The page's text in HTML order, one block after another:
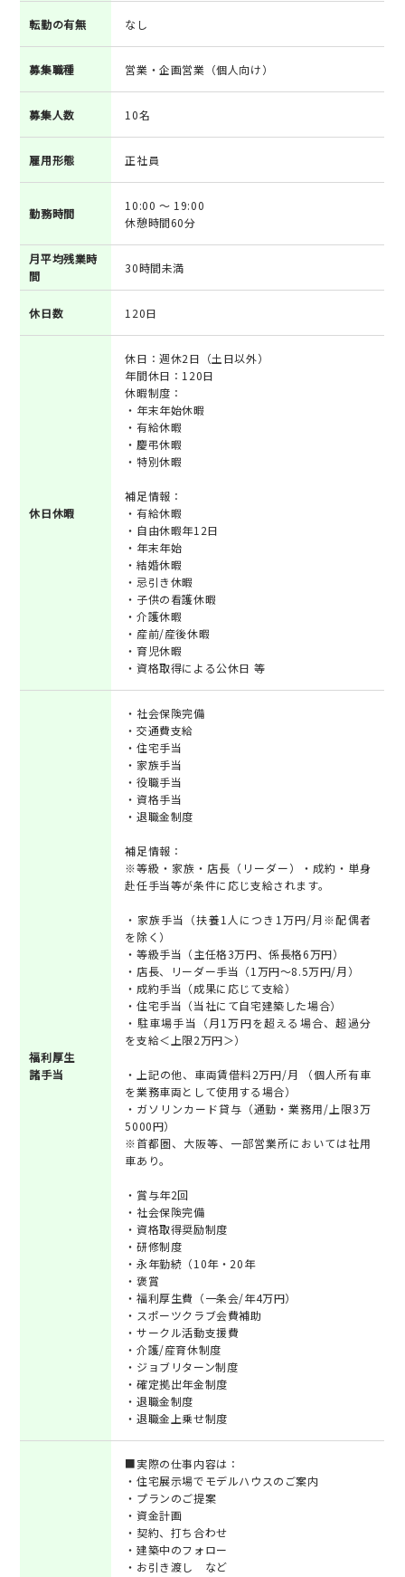
転勤の有無 なし
募集職種 営業・企画営業（個人向け）
募集人数 10名
雇用形態 正社員
勤務時間
10:00 ～ 19:00
休憩時間60分
月平均残業時
間
30時間未満
休日数 120日
休日休暇
休日：週休2日（土日以外）
年間休日：120日
休暇制度：
・年末年始休暇
・有給休暇
・慶弔休暇
・特別休暇
補足情報：
・有給休暇
・自由休暇年12日
・年末年始
・結婚休暇
・忌引き休暇
・子供の看護休暇
・介護休暇
・産前/産後休暇
・育児休暇
・資格取得による公休日 等
福利厚生
諸手当
・社会保険完備
・交通費支給
・住宅手当
・家族手当
・役職手当
・資格手当
・退職金制度
補足情報：
※等級・家族・店長（リーダー）・成約・単身
赴任手当等が条件に応じ支給されます。
・家族手当（扶養1人につき1万円/月※配偶者
を除く）
・等級手当（主任格3万円、係長格6万円）
・店長、リーダー手当（1万円～8.5万円/月）
・成約手当（成果に応じて支給）
・住宅手当（当社にて自宅建築した場合）
・駐車場手当（月1万円を超える場合、超過分
を支給＜上限2万円＞）
・上記の他、車両賃借料2万円/月 （個人所有車
を業務車両として使用する場合）
・ガソリンカード貸与（通勤・業務用/上限3万
5000円）
※首都圏、大阪等、一部営業所においては社用
車あり。
・賞与年2回
・社会保険完備
・資格取得奨励制度
・研修制度
・永年勤続（10年・20年
・褒賞
・福利厚生費（一条会/年4万円）
・スポーツクラブ会費補助
・サークル活動支援費
・介護/産育休制度
・ジョブリターン制度
・確定拠出年金制度
・退職金制度
・退職金上乗せ制度
■実際の仕事内容は：
・住宅展示場でモデルハウスのご案内
・プランのご提案
・資金計画
・契約、打ち合わせ
・建築中のフォロー
・お引き渡し など